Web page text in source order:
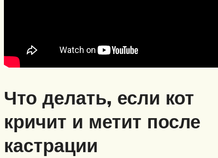
Что делать, если кот
кричит и метит после
кастрации